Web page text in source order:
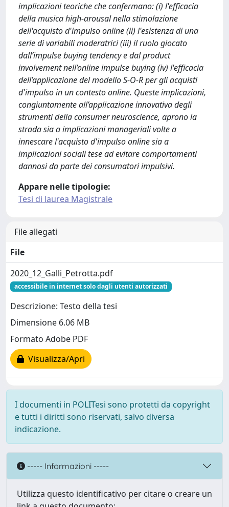
implicazioni teoriche che confermano: (i) l'efficacia
della musica high-arousal nella stimolazione
dell'acquisto d'impulso online (ii) l'esistenza di una
serie di variabili moderatrici (iii) il ruolo giocato
dall’impulse buying tendency e dal product
involvement nell’online impulse buying (iv) l'efficacia
dell’applicazione del modello S-O-R per gli acquisti
d'impulso in un contesto online. Queste implicazioni,
congiuntamente all’applicazione innovativa degli
strumenti della consumer neuroscience, aprono la
strada sia a implicazioni manageriali volte a
innescare l'acquisto d'impulso online sia a
implicazioni sociali tese ad evitare comportamenti
dannosi da parte dei consumatori impulsivi.
Appare nelle tipologie:
Tesi di laurea Magistrale
File allegati
File
2020_12_Galli_Petrotta.pdf
accessibile in internet solo dagli utenti autorizzati
Descrizione: Testo della tesi
Dimensione 6.06 MB
Formato Adobe PDF
Visualizza/Apri
I documenti in POLITesi sono protetti da copyright
e tutti i diritti sono riservati, salvo diversa
indicazione.
----- Informazioni -----
Utilizza questo identificativo per citare o creare un